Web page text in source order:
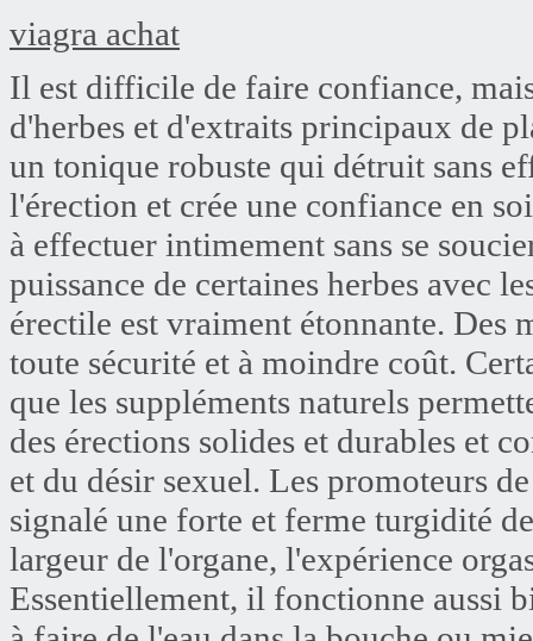
viagra achat
Il est difficile de faire confiance,
d'herbes et d'extraits principaux de
un tonique robuste qui détruit sans
l'érection et crée une confiance en
à effectuer intimement sans se
puissance de certaines herbes avec
érectile est vraiment étonnante. Des
toute sécurité et à moindre coût.
que les suppléments naturels
des érections solides et durables et
et du désir sexuel. Les promoteurs
signalé une forte et ferme turgidité
largeur de l'organe, l'expérience
Essentiellement, il fonctionne aussi